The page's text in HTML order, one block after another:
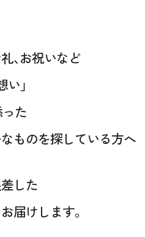
、お祝いなど
」
った
なものを探している方へ
した
届けします。